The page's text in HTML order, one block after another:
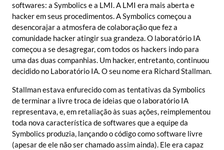
softwares: a Symbolics e a LMI. A LMI era mais aberta e
hacker em seus procedimentos. A Symbolics começou a
desencorajar a atmosfera de colaboração que fez a
comunidade hacker atingir sua grandeza. O laboratório IA
começou a se desagregar, com todos os hackers indo para
uma das duas companhias. Um hacker, entretanto, continuou
decidido no Laboratório IA. O seu nome era Richard Stallman.
Stallman estava enfurecido com as tentativas da Symbolics
de terminar a livre troca de ideias que o laboratório IA
representava, e, em retaliação às suas ações, reimplementou
toda nova característica de softwares que a equipe da
Symbolics produzia, lançando o código como software livre
(apesar de ele não ser chamado assim ainda). Ele era capaz